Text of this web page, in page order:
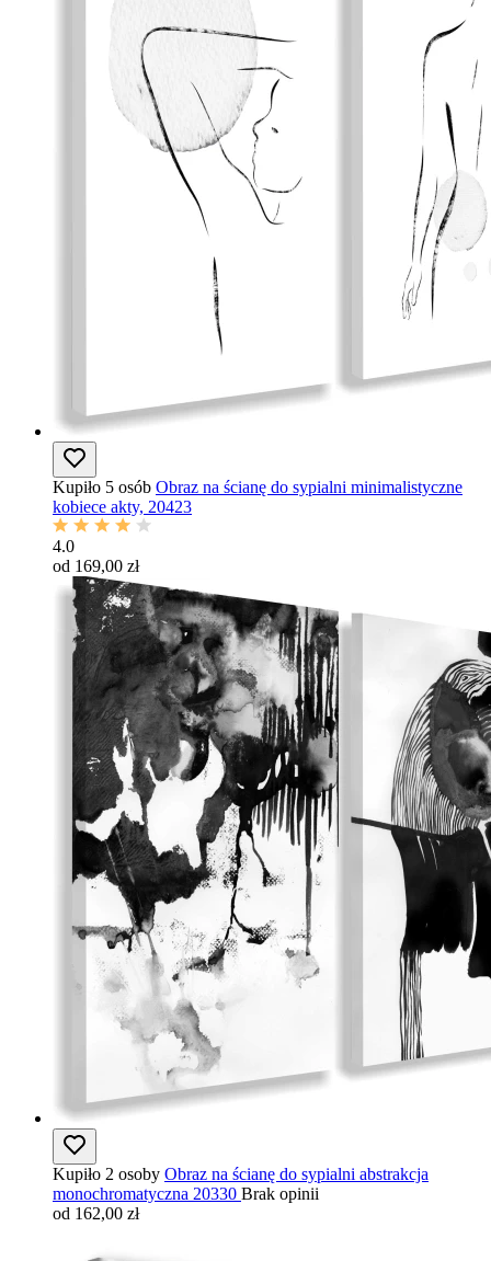
Kupiło 5 osób Obraz na ścianę do sypialni minimalistyczne
kobiece akty, 20423
4.0
od 169,00 zł
Kupiło 2 osoby Obraz na ścianę do sypialni abstrakcja
monochromatyczna 20330 Brak opinii
od 162,00 zł